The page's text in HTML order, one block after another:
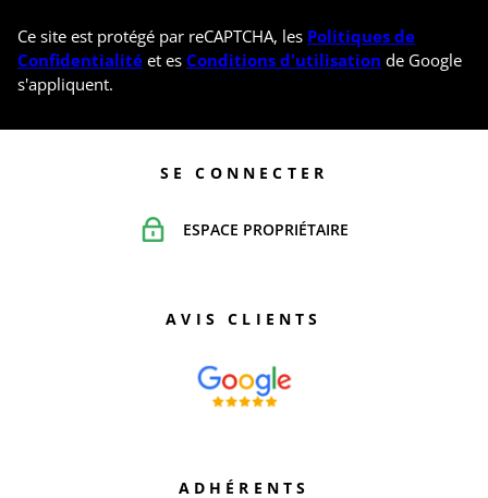
Ce site est protégé par reCAPTCHA, les Politiques de
Confidentialité et es Conditions d'utilisation de Google
s'appliquent.
SE CONNECTER
ESPACE PROPRIÉTAIRE
AVIS CLIENTS
ADHÉRENTS